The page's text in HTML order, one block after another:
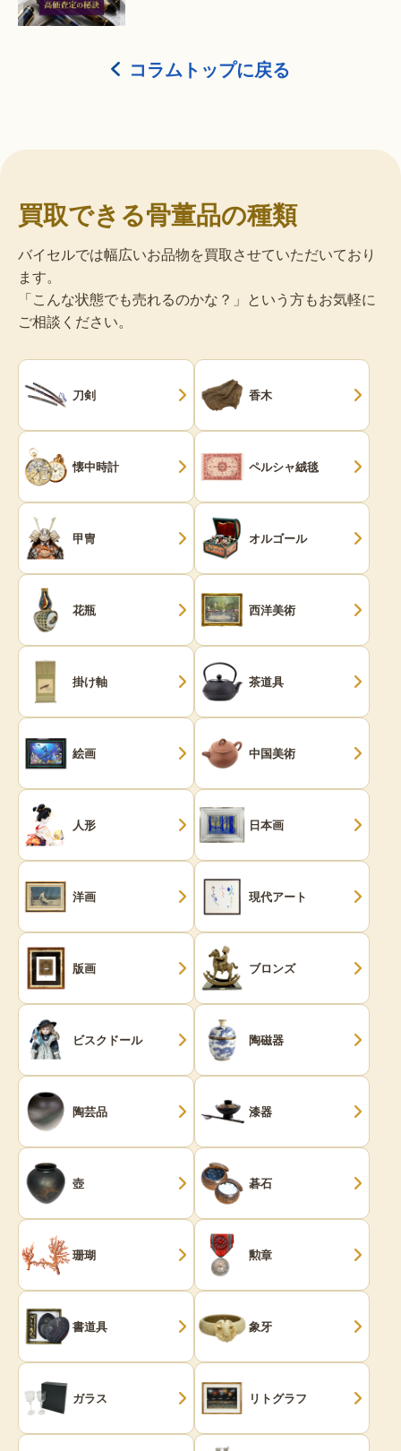
コラムトップに戻る
買取できる骨董品の種類
バイセルでは幅広いお品物を買取させていただいており
ます。
「こんな状態でも売れるのかな？」という方もお気軽に
ご相談ください。
刀剣 香木
懐中時計 ペルシャ絨毯
甲冑 オルゴール
花瓶 西洋美術
掛け軸 茶道具
絵画 中国美術
人形 日本画
洋画 現代アート
版画 ブロンズ
ビスクドール 陶磁器
陶芸品 漆器
壺 碁石
珊瑚 勲章
書道具 象牙
ガラス リトグラフ